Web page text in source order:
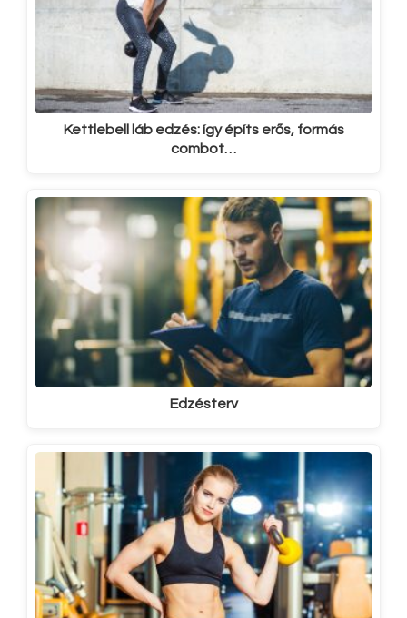
Kettlebell láb edzés: így építs erős, formás
combot…
Edzésterv